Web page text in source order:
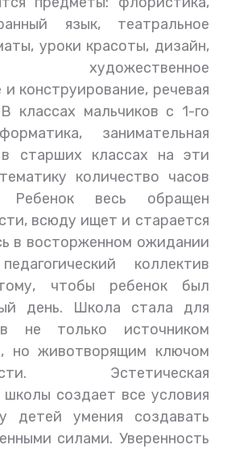
язык, театральное
уроки красоты, дизайн,
художественное
конструирование, речевая
классах мальчиков с 1-го
занимательная
старших классах на эти
количество часов
Ребенок весь обращен
всюду ищет и старается
в восторженном ожидании
коллектив
чтобы ребенок был
день. Школа стала для
не только источником
но животворящим ключом
Эстетическая
школы создает все условия
детей умения создавать
силами. Уверенность